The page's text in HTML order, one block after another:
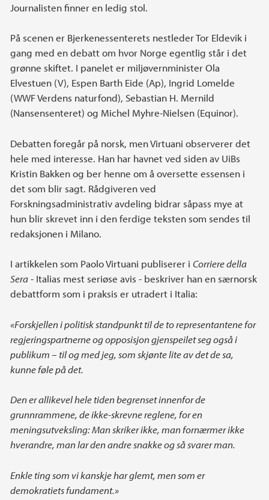
Journalisten finner en ledig stol.
På scenen er Bjerkenessenterets nestleder Tor Eldevik i
gang med en debatt om hvor Norge egentlig står i det
grønne skiftet. I panelet er miljøvernminister Ola
Elvestuen (V), Espen Barth Eide (Ap), Ingrid Lomelde
(WWF Verdens naturfond), Sebastian H. Mernild
(Nansensenteret) og Michel Myhre-Nielsen (Equinor).
Debatten foregår på norsk, men Virtuani observerer det
hele med interesse. Han har havnet ved siden av UiBs
Kristin Bakken og ber henne om å oversette essensen i
det som blir sagt. Rådgiveren ved
Forskningsadministrativ avdeling bidrar såpass mye at
hun blir skrevet inn i den ferdige teksten som sendes til
redaksjonen i Milano.
I artikkelen som Paolo Virtuani publiserer i Corriere della
Sera- Italias mest seriøse avis - beskriver han en særnorsk
debattform som i praksis er utradert i Italia:
«Forskjellen i politisk standpunkt til de to representantene for
regjeringspartnerne og opposisjon gjenspeilet seg også i
publikum – til og med jeg, som skjønte lite av det de sa,
kunne føle på det.
Den er allikevel hele tiden begrenset innenfor de
grunnrammene, de ikke-skrevne reglene, for en
meningsutveksling: Man skriker ikke, man fornærmer ikke
hverandre, man lar den andre snakke og så svarer man.
Enkle ting som vi kanskje har glemt, men som er
demokratiets fundament.»